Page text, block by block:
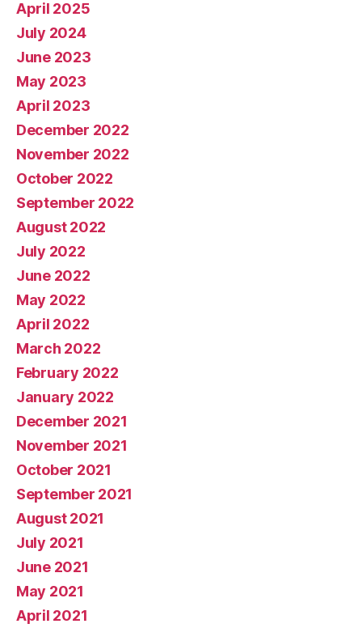
April 2025
July 2024
June 2023
May 2023
April 2023
December 2022
November 2022
October 2022
September 2022
August 2022
July 2022
June 2022
May 2022
April 2022
March 2022
February 2022
January 2022
December 2021
November 2021
October 2021
September 2021
August 2021
July 2021
June 2021
May 2021
April 2021